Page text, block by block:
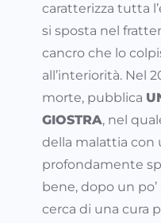
caratterizza tutta
si sposta nel
cancro che lo
all’interiorità. Nel
morte, pubblica
GIOSTRA, nel
della malattia con
profondamente
bene, dopo un
cerca di una cura